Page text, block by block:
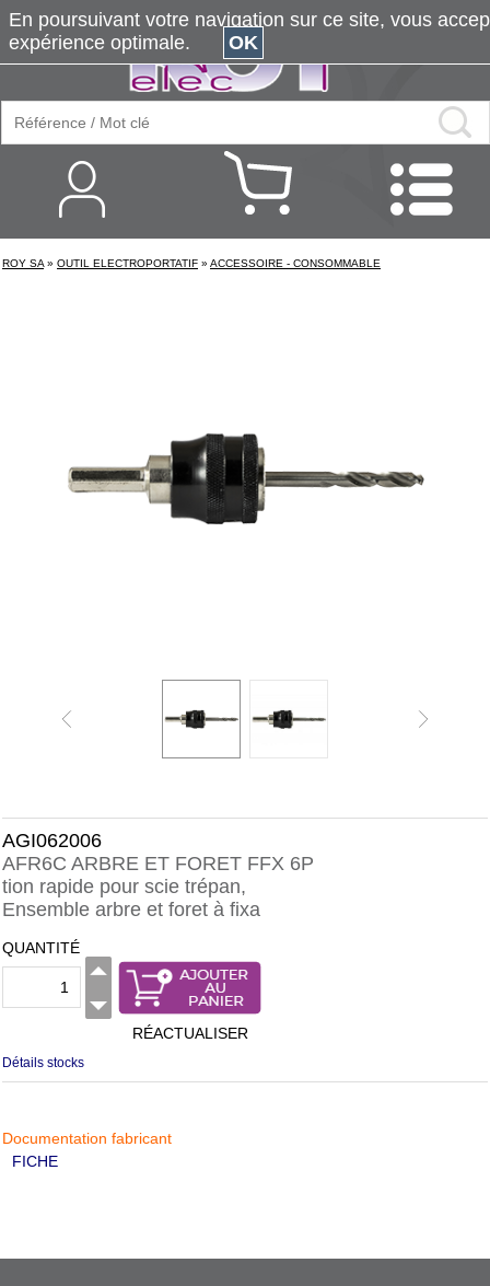
ROY SA » OUTIL ELECTROPORTATIF » ACCESSOIRE - CONSOMMABLE
AGI062006
AFR6C ARBRE ET FORET FFX 6P
tion rapide pour scie trépan,
Ensemble arbre et foret à fixa
QUANTITÉ
RÉACTUALISER
Détails stocks
Documentation fabricant
FICHE
En poursuivant votre navigation sur ce site, vous
expérience optimale.
OK